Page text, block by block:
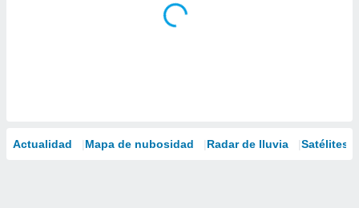
Actualidad Mapa de nubosidad Radar de lluvia Satélites